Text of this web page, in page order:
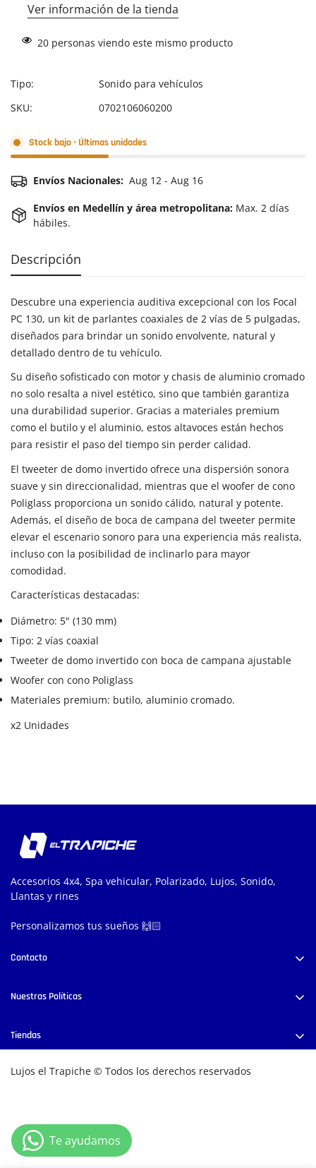
Ver información de la tienda
20 personas viendo este mismo producto
Tipo:
Sonido para vehículos
SKU:
0702106060200
Stock bajo - Últimas unidades
Envíos Nacionales: Aug 12 - Aug 16
Envíos en Medellín y área metropolitana: Max. 2 días
hábiles.
Descripción
Descubre una experiencia auditiva excepcional con los Focal
PC 130, un kit de parlantes coaxiales de 2 vías de 5 pulgadas,
diseñados para brindar un sonido envolvente, natural y
detallado dentro de tu vehículo.
Su diseño sofisticado con motor y chasis de aluminio cromado
no solo resalta a nivel estético, sino que también garantiza
una durabilidad superior. Gracias a materiales premium
como el butilo y el aluminio, estos altavoces están hechos
para resistir el paso del tiempo sin perder calidad.
El tweeter de domo invertido ofrece una dispersión sonora
suave y sin direccionalidad, mientras que el woofer de cono
Poliglass proporciona un sonido cálido, natural y potente.
Además, el diseño de boca de campana del tweeter permite
elevar el escenario sonoro para una experiencia más realista,
incluso con la posibilidad de inclinarlo para mayor
comodidad.
Características destacadas:
Diámetro: 5" (130 mm)
Tipo: 2 vías coaxial
Tweeter de domo invertido con boca de campana ajustable
Woofer con cono Poliglass
Materiales premium: butilo, aluminio cromado.
x2 Unidades
Accesorios 4x4, Spa vehicular, Polarizado, Lujos, Sonido,
Llantas y rines
Personalizamos tus sueños 🙌🏻
Contacto
Nuestras Políticas
Términos y Condiciones
Cambios y/o Devoluciones
Tiendas
Lujos el Trapiche © Todos los derechos reservados